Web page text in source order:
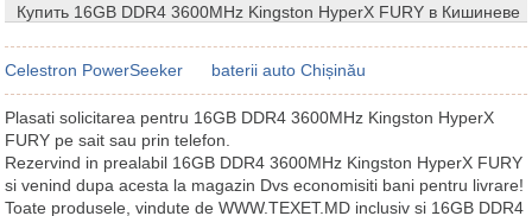
Купить 16GB DDR4 3600MHz Kingston HyperX FURY в Кишиневе
Celestron PowerSeeker baterii auto Chișinău
Plasati solicitarea pentru 16GB DDR4 3600MHz Kingston HyperX
FURY pe sait sau prin telefon.
Rezervind in prealabil 16GB DDR4 3600MHz Kingston HyperX FURY
si venind dupa acesta la magazin Dvs economisiti bani pentru livrare!
Toate produsele, vindute de WWW.TEXET.MD inclusiv si 16GB DDR4